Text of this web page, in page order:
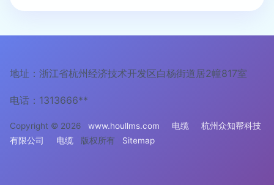
地址：浙江省杭州经济技术开发区白杨街道居2幢817室
电话：1313666**
Copyright © 2026 www.houllms.com 电缆
杭州众知帮科技
有限公司
电缆 版权所有 Sitemap